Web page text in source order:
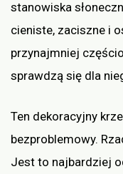
stanowiska
cieniste, zaciszne i
przynajmniej
sprawdzą się dla
Ten dekoracyjny
bezproblemowy.
Jest to najbardziej